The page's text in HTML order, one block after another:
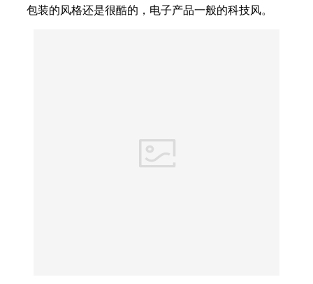
包装的风格还是很酷的，电子产品一般的科技风。